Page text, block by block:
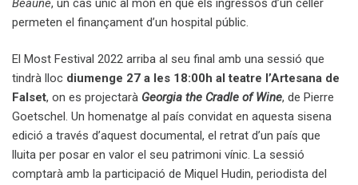
Beaune, un cas únic al món en què els ingressos d’un celler
permeten el finançament d’un hospital públic.
El Most Festival 2022 arriba al seu final amb una sessió que
tindrà lloc diumenge 27 a les 18:00h al teatre l’Artesana de
Falset, on es projectarà Georgia the Cradle of Wine, de Pierre
Goetschel. Un homenatge al país convidat en aquesta sisena
edició a través d’aquest documental, el retrat d’un país que
lluita per posar en valor el seu patrimoni vínic. La sessió
comptarà amb la participació de Miquel Hudin, periodista del